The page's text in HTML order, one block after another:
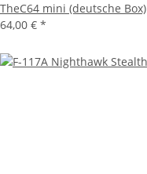
TheC64 mini (deutsche Box)
64,00 € *